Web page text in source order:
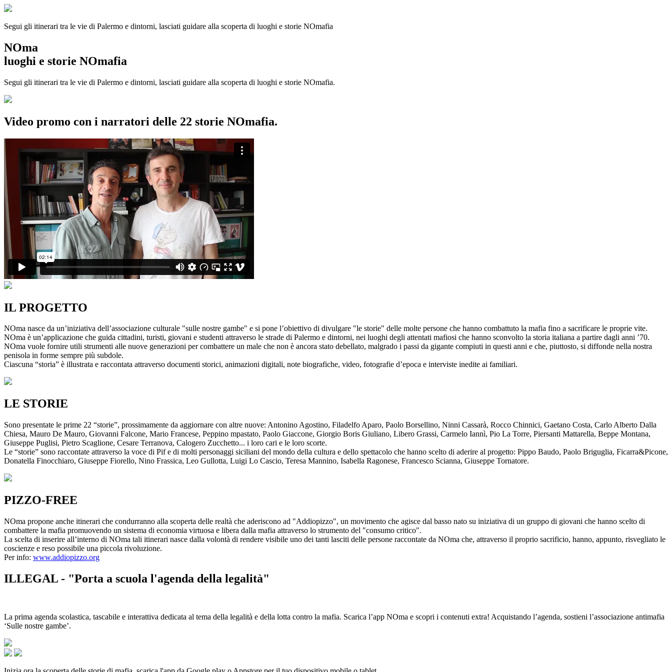
Segui gli itinerari tra le vie di Palermo e dintorni, lasciati guidare alla scoperta di luoghi e storie NOmafia
NOma
luoghi e storie NOmafia
Segui gli itinerari tra le vie di Palermo e dintorni, lasciati guidare alla scoperta di luoghi e storie NOmafia.
Video promo con i narratori delle 22 storie NOmafia.
IL PROGETTO
NOma nasce da un’iniziativa dell’associazione culturale "sulle nostre gambe" e si pone l’obiettivo di divulgare "le storie" delle molte persone che hanno combattuto la mafia fino a sacrificare le proprie vite.
NOma è un’applicazione che guida cittadini, turisti, giovani e studenti attraverso le strade di Palermo e dintorni, nei luoghi degli attentati mafiosi che hanno sconvolto la storia italiana a partire dagli anni ’70.
NOma vuole fornire utili strumenti alle nuove generazioni per combattere un male che non è ancora stato debellato, malgrado i passi da gigante compiuti in questi anni e che, piuttosto, si diffonde nella nostra
penisola in forme sempre più subdole.
Ciascuna “storia” è illustrata e raccontata attraverso documenti storici, animazioni digitali, note biografiche, video, fotografie d’epoca e interviste inedite ai familiari.
LE STORIE
Sono presentate le prime 22 “storie”, prossimamente da aggiornare con altre nuove: Antonino Agostino, Filadelfo Aparo, Paolo Borsellino, Ninni Cassarà, Rocco Chinnici, Gaetano Costa, Carlo Alberto Dalla
Chiesa, Mauro De Mauro, Giovanni Falcone, Mario Francese, Peppino mpastato, Paolo Giaccone, Giorgio Boris Giuliano, Libero Grassi, Carmelo Iannì, Pio La Torre, Piersanti Mattarella, Beppe Montana,
Giuseppe Puglisi, Pietro Scaglione, Cesare Terranova, Calogero Zucchetto... i loro cari e le loro scorte.
Le “storie” sono raccontate attraverso la voce di Pif e di molti personaggi siciliani del mondo della cultura e dello spettacolo che hanno scelto di aderire al progetto: Pippo Baudo, Paolo Briguglia, Ficarra&Picone,
Donatella Finocchiaro, Giuseppe Fiorello, Nino Frassica, Leo Gullotta, Luigi Lo Cascio, Teresa Mannino, Isabella Ragonese, Francesco Scianna, Giuseppe Tornatore.
PIZZO-FREE
NOma propone anche itinerari che condurranno alla scoperta delle realtà che aderiscono ad "Addiopizzo", un movimento che agisce dal basso nato su iniziativa di un gruppo di giovani che hanno scelto di
combattere la mafia promuovendo un sistema di economia virtuosa e libera dalla mafia attraverso lo strumento del "consumo critico".
La scelta di inserire all’interno di NOma tali itinerari nasce dalla volontà di rendere visibile uno dei tanti lasciti delle persone raccontate da NOma che, attraverso il proprio sacrificio, hanno, appunto, risvegliato le
coscienze e reso possibile una piccola rivoluzione.
Per info: www.addiopizzo.org
ILLEGAL - "Porta a scuola l'agenda della legalità"
La prima agenda scolastica, tascabile e interattiva dedicata al tema della legalità e della lotta contro la mafia. Scarica l’app NOma e scopri i contenuti extra! Acquistando l’agenda, sostieni l’associazione antimafia
‘Sulle nostre gambe’.